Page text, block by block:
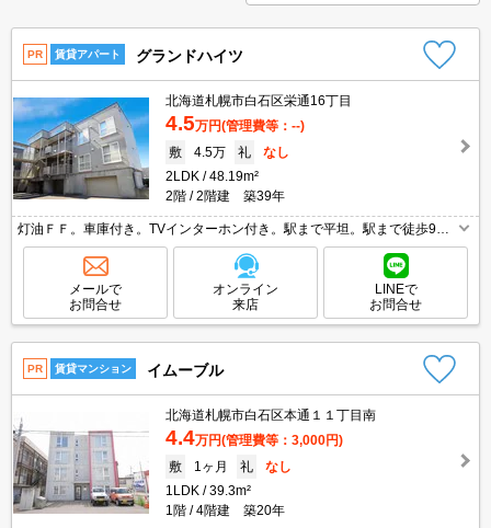
PR 賃貸アパート グランドハイツ
北海道札幌市白石区栄通16丁目
4.5万円(管理費等：--)
敷
4.5万 礼
なし
2LDK
48.19m²
2階
2階建 築39年
灯油ＦＦ。車庫付き。TVインターホン付き。駅まで平坦。駅まで徒歩9分
圏内!。駐車場1台分無料。駐車場は敷地内。バス・トイレ別。室内に洗濯
機置場あり。ガスコンロ設置可。仲介手数料家賃の0.55ヵ月分。
メールで
お問合せ
オンライン
来店
LINEで
お問合せ
PR 賃貸マンション イムーブル
北海道札幌市白石区本通１１丁目南
4.4万円(管理費等：3,000円)
敷
1ヶ月 礼
なし
1LDK
39.3m²
1階
4階建 築20年